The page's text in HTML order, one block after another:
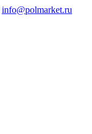
info@polmarket.ru